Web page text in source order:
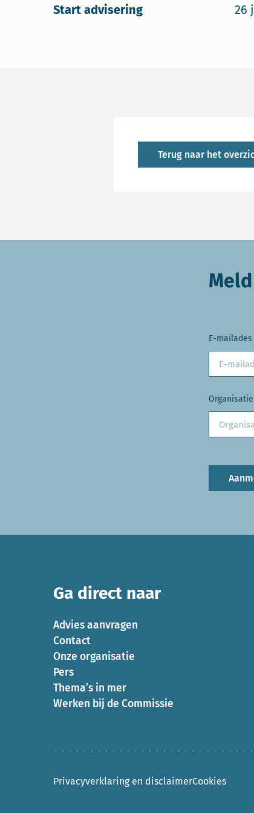
Start advisering 26
Terug naar het
E-mailades
Organisatie
Ga direct naar
Advies aanvragen
Contact
Onze organisatie
Pers
Thema’s in mer
Werken bij de Commissie
Privacyverklaring en disclaimerCookies